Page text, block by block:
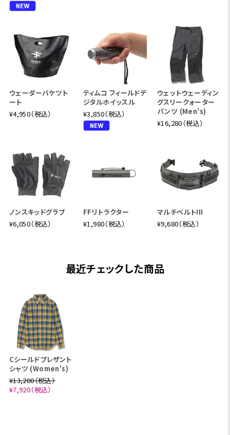
ウェーダーバケツト
ート
¥4,950（税込）
ティムコ フィールドデ
ジタルホイッスル
¥3,850（税込）
ウェットウェーディン
グスリークォーター
パンツ (Men's)
¥16,280（税込）
ノンスキッドグラブ
¥6,050（税込）
FFリトラクター
¥1,980（税込）
マルチベルトIII
¥9,680（税込）
最近チェックした商品
Cシールドプレザント
シャツ (Women's)
¥13,200（税込）
¥7,920（税込）